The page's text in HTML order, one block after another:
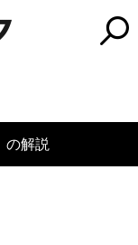
の解説